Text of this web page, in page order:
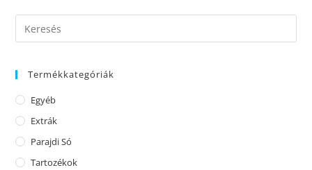
Termékkategóriák
Egyéb
Extrák
Parajdi Só
Tartozékok